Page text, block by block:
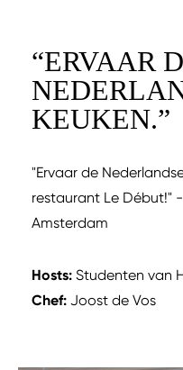
“ERVAAR
KEUKEN.”
"Ervaar de
restaurant Le Début!"
Amsterdam
Hosts: Studenten van
Chef: Joost de Vos